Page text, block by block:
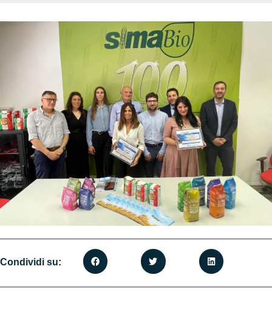
Condividi su: